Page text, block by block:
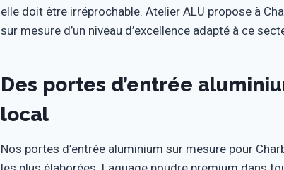
elle doit être irréprochable. Atelier ALU propose à
sur mesure d’un niveau d’excellence adapté à ce
Des portes d’entrée
local
Nos portes d’entrée aluminium sur mesure pour